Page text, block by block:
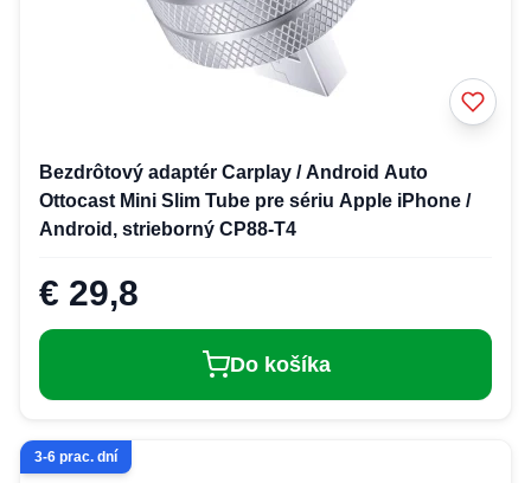
Bezdrôtový adaptér Carplay / Android Auto
Ottocast Mini Slim Tube pre sériu Apple iPhone /
Android, strieborný CP88-T4
€ 29,8
Do košíka
3-6 prac. dní